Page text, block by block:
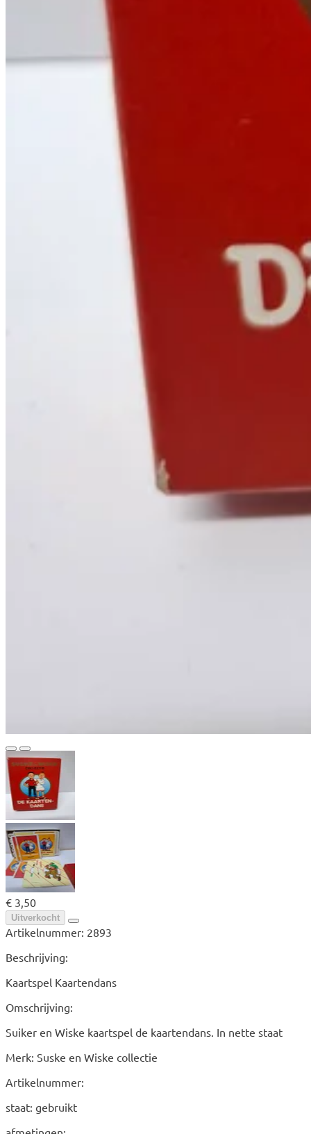
€ 3,50
Uitverkocht
Artikelnummer: 2893
Beschrijving:
Kaartspel Kaartendans
Omschrijving:
Suiker en Wiske kaartspel de kaartendans. In nette staat
Merk: Suske en Wiske collectie
Artikelnummer:
staat: gebruikt